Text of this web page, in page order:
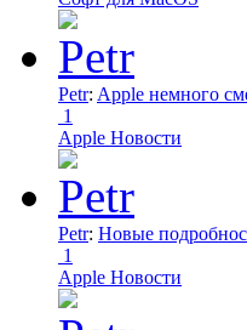
Petr: Apple немного
1
Apple Новости
Petr: Новые
1
Apple Новости